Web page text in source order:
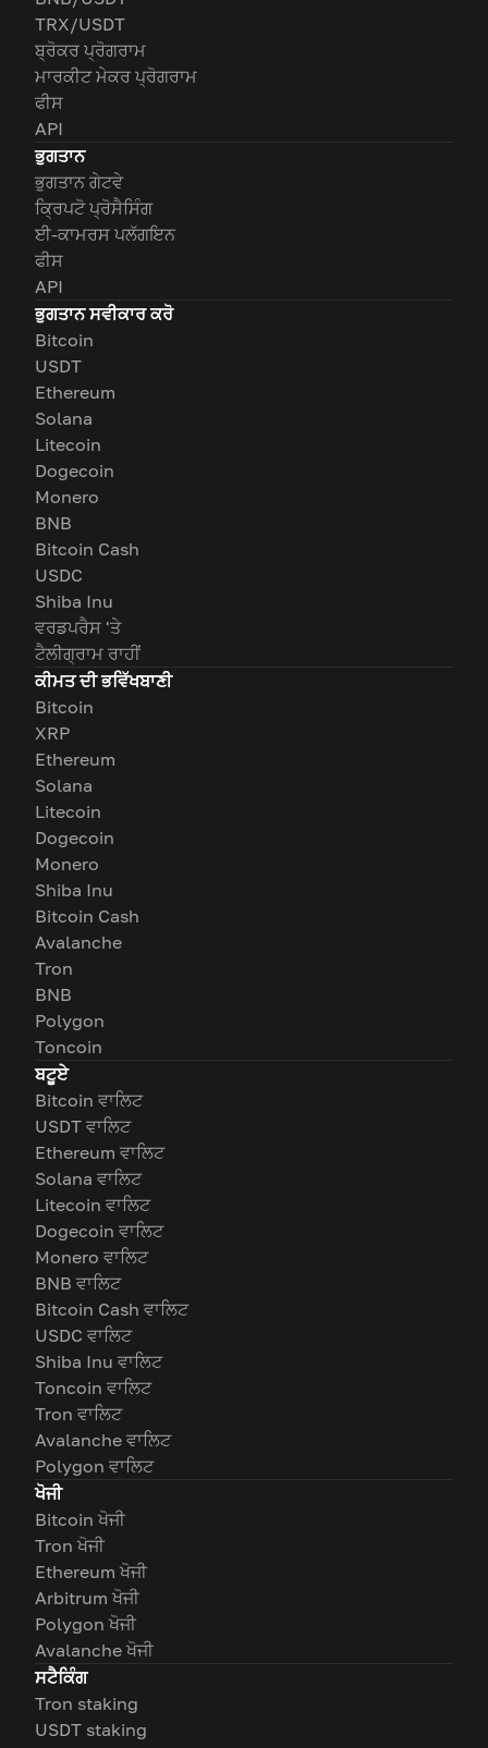
TRX/USDT
ਬ੍ਰੋਕਰ ਪ੍ਰੋਗਰਾਮ
ਮਾਰਕੀਟ ਮੇਕਰ ਪ੍ਰੋਗਰਾਮ
ਫੀਸ
API
ਭੁਗਤਾਨ
ਭੁਗਤਾਨ ਗੇਟਵੇ
ਕ੍ਰਿਪਟੋ ਪ੍ਰੋਸੈਸਿੰਗ
ਈ-ਕਾਮਰਸ ਪਲੱਗਇਨ
ਫੀਸ
API
ਭੁਗਤਾਨ ਸਵੀਕਾਰ ਕਰੋ
Bitcoin
USDT
Ethereum
Solana
Litecoin
Dogecoin
Monero
BNB
Bitcoin Cash
USDC
Shiba Inu
ਵਰਡਪਰੈਸ 'ਤੇ
ਟੈਲੀਗ੍ਰਾਮ ਰਾਹੀਂ
ਕੀਮਤ ਦੀ ਭਵਿੱਖਬਾਣੀ
Bitcoin
XRP
Ethereum
Solana
Litecoin
Dogecoin
Monero
Shiba Inu
Bitcoin Cash
Avalanche
Tron
BNB
Polygon
Toncoin
ਬਟੂਏ
Bitcoin ਵਾਲਿਟ
USDT ਵਾਲਿਟ
Ethereum ਵਾਲਿਟ
Solana ਵਾਲਿਟ
Litecoin ਵਾਲਿਟ
Dogecoin ਵਾਲਿਟ
Monero ਵਾਲਿਟ
BNB ਵਾਲਿਟ
Bitcoin Cash ਵਾਲਿਟ
USDC ਵਾਲਿਟ
Shiba Inu ਵਾਲਿਟ
Toncoin ਵਾਲਿਟ
Tron ਵਾਲਿਟ
Avalanche ਵਾਲਿਟ
Polygon ਵਾਲਿਟ
ਖੋਜੀ
Bitcoin ਖੋਜੀ
Tron ਖੋਜੀ
Ethereum ਖੋਜੀ
Arbitrum ਖੋਜੀ
Polygon ਖੋਜੀ
Avalanche ਖੋਜੀ
ਸਟੈਕਿੰਗ
Tron staking
USDT staking